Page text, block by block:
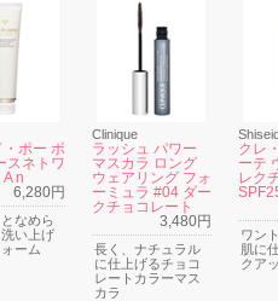
ポー ボ
スネトワ
n
6,280円
なめら
い上げ
ーム
Clinique
ラッシュ パワー
マスカラ ロング
ウェアリング フォ
ーミュラ #04 ダー
クチョコレート
3,480円
長く、ナチュラル
に仕上げるチョコ
レートカラーマス
カラ
クレ
ーテ
レク
ワン
肌に
クア